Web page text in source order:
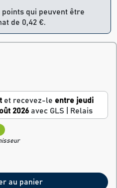
qui peuvent être
de 0,42 €.
et recevez-le entre jeudi
2026 avec GLS | Relais
au panier